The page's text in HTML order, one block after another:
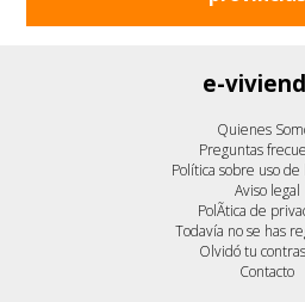
e-
Quienes
Preguntas
Política sobre uso de
Aviso legal
PolÃ­tica de
Todavía no se has
Olvidó tu
Contacto